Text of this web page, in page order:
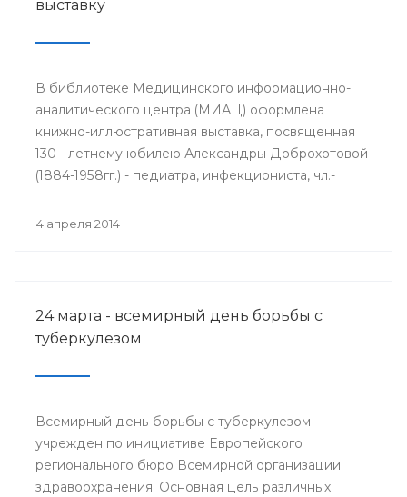
выставку
В библиотеке Медицинского информационно-
аналитического центра (МИАЦ) оформлена
книжно-иллюстративная выставка, посвященная
130 - летнему юбилею Александры Доброхотовой
(1884-1958гг.) - педиатра, инфекциониста, чл.-
деятеля науки РСФСР.
4 апреля 2014
24 марта - всемирный день борьбы с
туберкулезом
Всемирный день борьбы с туберкулезом
учрежден по инициативе Европейского
регионального бюро Всемирной организации
здравоохранения. Основная цель различных